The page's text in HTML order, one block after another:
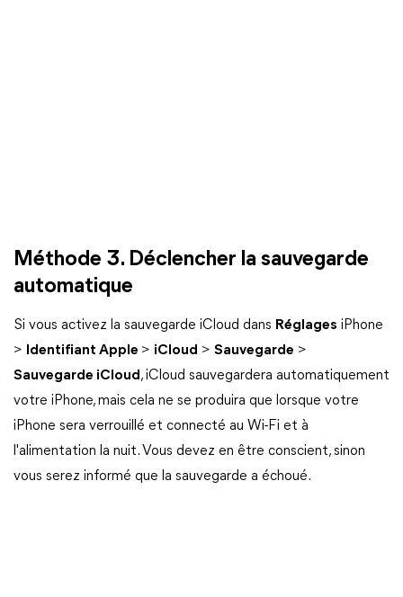
Méthode 3. Déclencher la sauvegarde
automatique
Si vous activez la sauvegarde iCloud dans Réglages iPhone
>
Identifiant Apple > iCloud > Sauvegarde >
Sauvegarde iCloud, iCloud sauvegardera automatiquement
votre iPhone, mais cela ne se produira que lorsque votre
iPhone sera verrouillé et connecté au Wi-Fi et à
l'alimentation la nuit. Vous devez en être conscient, sinon
vous serez informé que la sauvegarde a échoué.